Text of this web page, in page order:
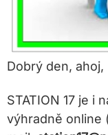
Dobrý den, ahoj,
STATION 17 je i
výhradně online